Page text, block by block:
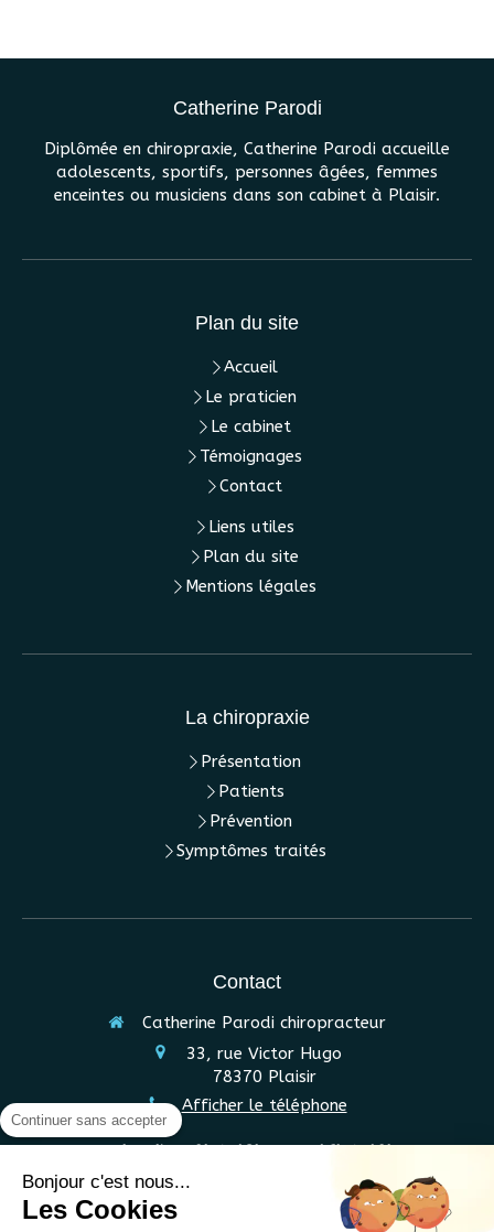
Catherine Parodi
Diplômée en chiropraxie, Catherine Parodi accueille
adolescents, sportifs, personnes âgées, femmes
enceintes ou musiciens dans son cabinet à Plaisir.
Plan du site
Accueil
Le praticien
Le cabinet
Témoignages
Contact
Liens utiles
Plan du site
Mentions légales
La chiropraxie
Présentation
Patients
Prévention
Symptômes traités
Contact
Catherine Parodi chiropracteur
33, rue Victor Hugo
78370 Plaisir
Afficher le téléphone
LeLundide9hà13het de16hà19h
LesMardi
19h
LesMercredi 10h30à18h30
Continuer sans accepter
Bonjour c'est nous...
Les Cookies